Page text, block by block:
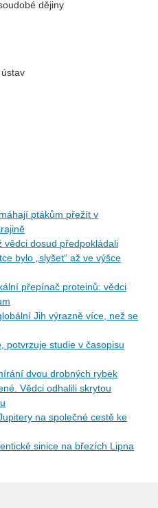
dějiny
ptákům přežít v
vědci dosud předpokládali
bylo „slyšet“ až ve výšce
přepínač proteinů: vědci
Jih výrazně více, než se
potvrzuje studie v časopisu
dvou drobných rybek
Vědci odhalili skrytou
na společné cestě ke
sinice na březích Lipna